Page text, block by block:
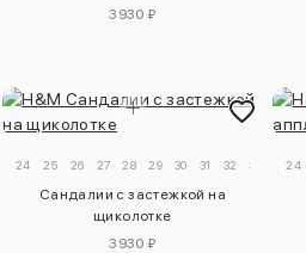
3930 ₽
24 25 26 27 28 29 30 31 32 33 34
Сандалии с застежкой на
щиколотке
3930 ₽
24